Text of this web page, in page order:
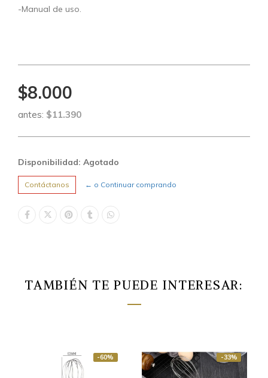
-Manual de uso.
$8.000
antes: $11.390
Disponibilidad: Agotado
Contáctanos ← o Continuar comprando
TAMBIÉN TE PUEDE INTERESAR:
-60% -33%